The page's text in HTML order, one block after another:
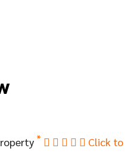
*
Click to